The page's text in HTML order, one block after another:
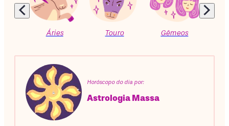
Áries Touro Gêmeos
Horóscopo do dia por:
Astrologia Massa